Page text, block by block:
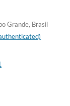
Grande, Brasil